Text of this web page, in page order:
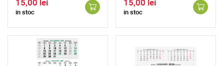
15,00 lei
in stoc
15,00 lei
in stoc